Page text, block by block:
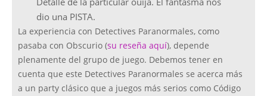
dio una PISTA.
La experiencia con Detectives Paranormales, como
pasaba con Obscurio (su reseña aquí), depende
plenamente del grupo de juego. Debemos tener en
cuenta que este Detectives Paranormales se acerca más
a un party clásico que a juegos más serios como Código